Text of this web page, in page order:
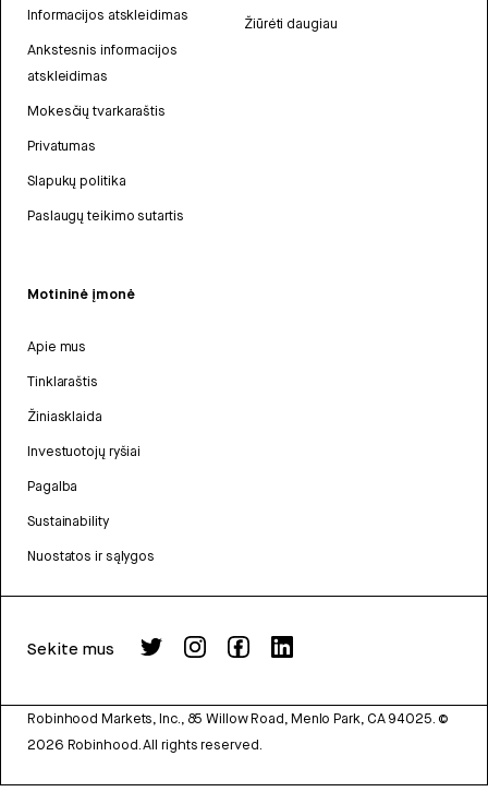
Informacijos atskleidimas
Ankstesnis informacijos
atskleidimas
Mokesčių tvarkaraštis
Privatumas
Slapukų politika
Paslaugų teikimo sutartis
Žiūrėti daugiau
Motininė įmonė
Apie mus
Tinklaraštis
Žiniasklaida
Investuotojų ryšiai
Pagalba
Sustainability
Nuostatos ir sąlygos
Sekite mus
Robinhood Markets, Inc., 85 Willow Road, Menlo Park, CA 94025. ©
2026 Robinhood. All rights reserved.